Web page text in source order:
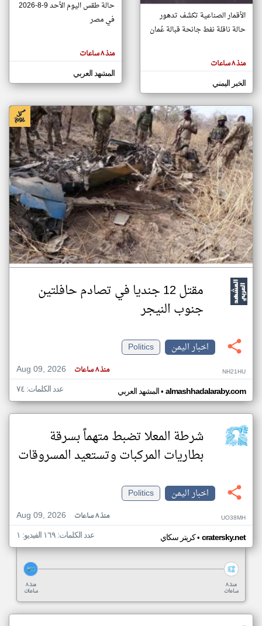
مصادر الأخبار من اليمن
اخبار اليمن على مدار الساعة
أهم اخبار اليمن العاجلة والمباشرة
المقالات
الموجوده
هنا عن
وجهة
كاتبيها.
الأقمار الصناعية تكشف تدهور
حالة ناقلة نفط جانحة قبالة عُمان
منذ ٨ ساعات
الخبر اليمني
حالة طقس اليوم الأحد 9-8-2026
في مصر
منذ ٨ ساعات
المشهد العربي
مقتل 12 جنديا في تصادم حافلتين
جنوب النيجر
اخبار اليمن
Politics
Aug 09, 2026
منذ ٨ ساعات NH21HU
المشهد العربي• almashhadalaraby.com عدد الكلمات: ٧٤
شرطة المعلا تضبط متهماً بسرقة
بطاريات المركبات وتستعيد المسروقات
اخبار اليمن
Politics
Aug 09, 2026
منذ ٨ ساعات UO38MH
كريتر سكاي• cratersky.net عدد الكلمات: ١٦٩ الفيديو: ١
منذ ٨
ساعات
منذ ٨
ساعات
klyoum.com